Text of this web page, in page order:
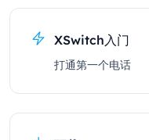
XSwitch入门
打通第一个电话